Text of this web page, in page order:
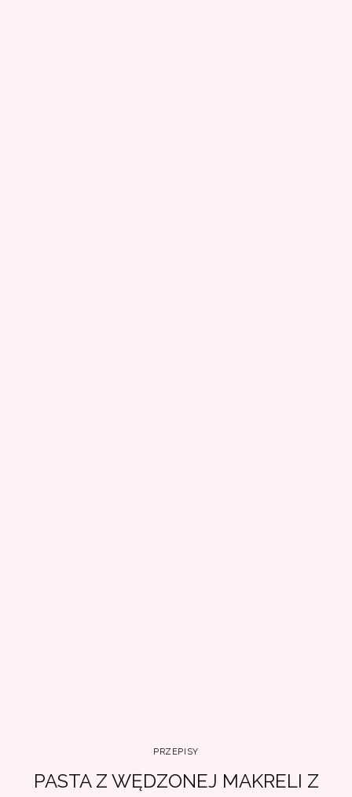
PRZEPISY
PASTA Z WĘDZONEJ MAKRELI Z